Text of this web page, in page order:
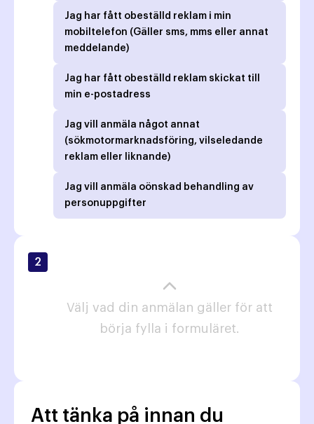
Jag har fått obeställd reklam i min
mobiltelefon (Gäller sms, mms eller annat
meddelande)
Jag har fått obeställd reklam skickat till
min e-postadress
Jag vill anmäla något annat
(sökmotormarknadsföring, vilseledande
reklam eller liknande)
Jag vill anmäla oönskad behandling av
personuppgifter
2
Steg
i
Välj vad din anmälan gäller för att
börja fylla i formuläret.
Att tänka på innan du